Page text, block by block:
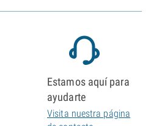
Estamos aquí para
ayudarte
Visita nuestra página